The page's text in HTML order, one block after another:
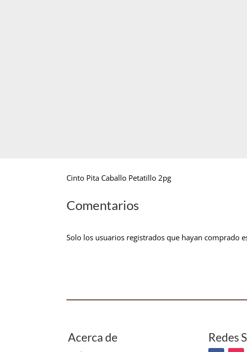
Cinto Pita Caballo Petatillo 2pg
Comentarios
Solo los usuarios registrados que hayan comprado
Acerca de Redes